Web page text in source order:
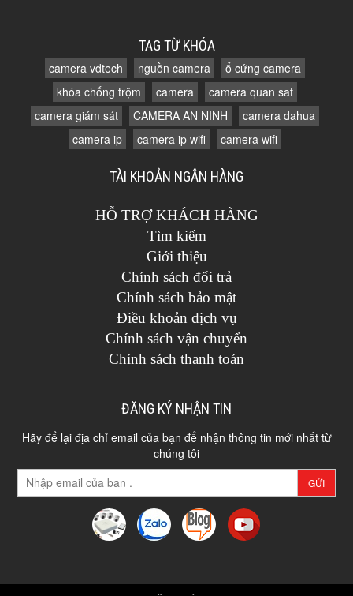
TAG TỪ KHÓA
camera vdtech nguồn camera
ổ cứng camera
khóa chống trộm
camera
camera quan sat
camera giám sát
CAMERA AN NINH
camera dahua
camera ip
camera ip wifi camera wifi
TÀI KHOẢN NGÂN HÀNG
HỖ TRỢ KHÁCH HÀNG
Tìm kiếm
Giới thiệu
Chính sách đổi trả
Chính sách bảo mật
Điều khoản dịch vụ
Chính sách vận chuyển
Chính sách thanh toán
ĐĂNG KÝ NHẬN TIN
Hãy để lại địa chỉ email của bạn để nhận thông tin mới nhất từ
chúng tôi
GỬI